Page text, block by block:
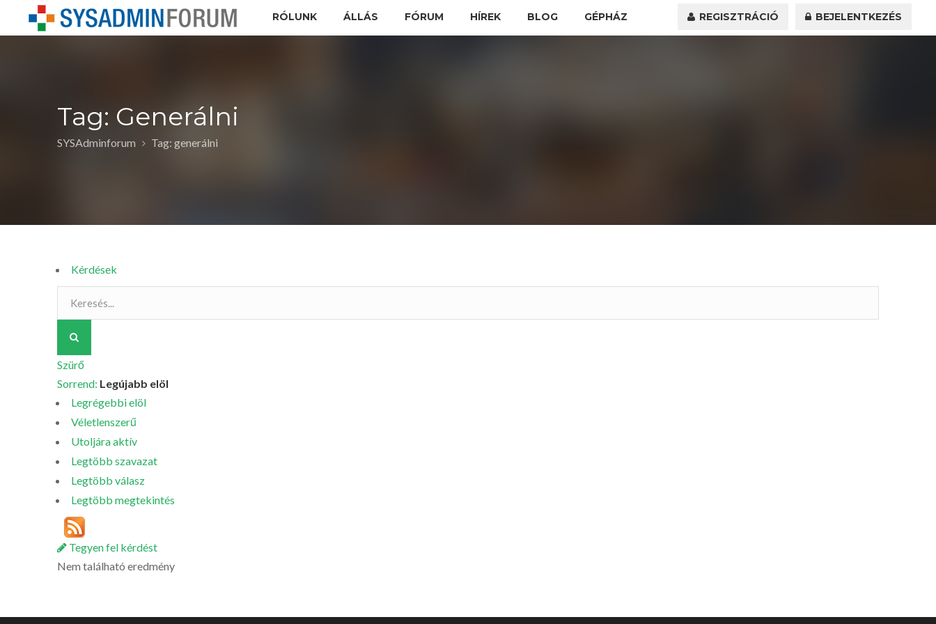
RÓLUNK ÁLLÁS FÓRUM HÍREK BLOG GÉPHÁZ REGISZTRÁCIÓ BEJELENTKEZÉS
Tag: Generálni
SYSAdminforum Tag: generálni
Kérdések
Szürő
Sorrend: Legújabb elöl
Legrégebbi elöl
Véletlenszerű
Utoljára aktív
Legtöbb szavazat
Legtöbb válasz
Legtöbb megtekintés
Tegyen fel kérdést
Nem található eredmény